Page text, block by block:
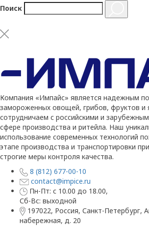
Поиск
Компания «Импайс» является надежным
замороженных овощей, грибов, фруктов и
сотрудничаем с российскими и
сфере производства и ритейла. Наш
использование современных технологий
этапе производства и транспортировки
строгие меры контроля качества.
8 (812) 677-00-10
contact@impice.ru
Пн-Пт: с 10.00 до 18.00,
Сб-Вс: выходной
197022, Россия, Санкт-Петербург,
набережная, д. 20